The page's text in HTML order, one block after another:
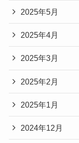
2025年5月
2025年4月
2025年3月
2025年2月
2025年1月
2024年12月